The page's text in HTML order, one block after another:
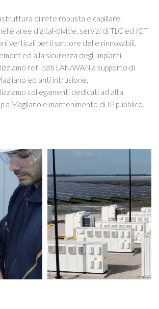
di rete robusta e capillare,
aree digital-divide, servizi di TLC ed ICT
verticali per il settore delle rinnovabili,
ed alla sicurezza degli impianti.
reti dati LAN/WAN a supporto di
ed anti intrusione.
collegamenti dedicati ad alta
a Magliano e mantenimento di IP pubblico.